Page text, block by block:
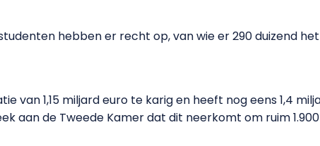
hebben er recht op, van wie er 290 duizend
van 1,15 miljard euro te karig en heeft nog eens 1,4
aan de Tweede Kamer dat dit neerkomt om ruim